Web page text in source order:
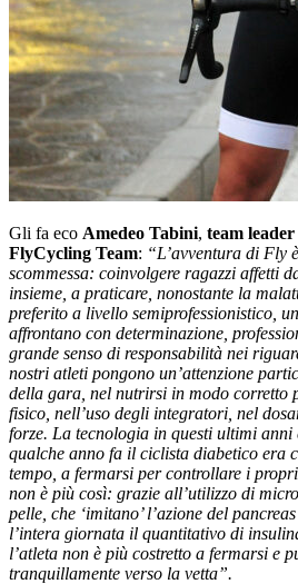
Gli fa eco Amedeo Tabini, team
FlyCycling Team: “L’avventura di Fly
scommessa: coinvolgere ragazzi affetti
insieme, a praticare, nonostante la
preferito a livello semiprofessionistico,
affrontano con determinazione,
grande senso di responsabilità nei
nostri atleti pongono un’attenzione
della gara, nel nutrirsi in modo corretto
fisico, nell’uso degli integratori, nel
forze. La tecnologia in questi ultimi
qualche anno fa il ciclista diabetico era
tempo, a fermarsi per controllare i
non è più così: grazie all’utilizzo di
pelle, che ‘imitano’ l’azione del
l’intera giornata il quantitativo di
l’atleta non è più costretto a fermarsi e
tranquillamente verso la vetta”.